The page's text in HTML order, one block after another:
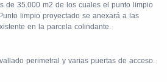
de 35.000 m2 de los cuales el punto limpio
limpio proyectado se anexará a las
en la parcela colindante.
perimetral y varias puertas de acceso.